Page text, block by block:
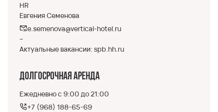
HR
Евгения Семенова
e.semenova@vertical-hotel.ru
--
Актуальные вакансии: spb.hh.ru
Долгосрочная аренда
Ежедневно с 9:00 до 21:00
+7 (968) 188-65-69